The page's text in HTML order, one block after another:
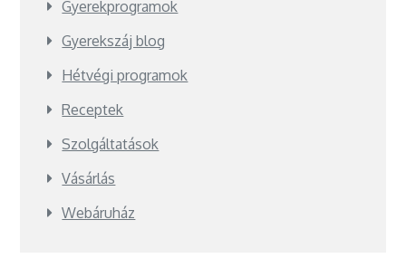
Gyerekprogramok
Gyerekszáj blog
Hétvégi programok
Receptek
Szolgáltatások
Vásárlás
Webáruház